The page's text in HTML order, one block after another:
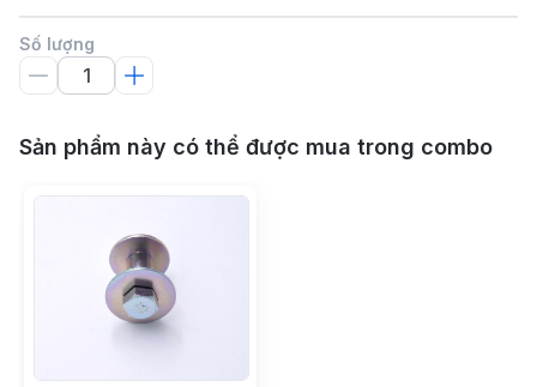
Số lượng
Sản phẩm này có thể được mua trong combo